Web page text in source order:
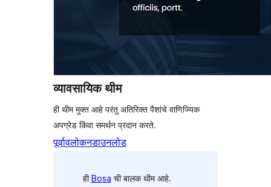
व्यावसायिक थीम
ही थीम मुक्त आहे परंतु अतिरिक्त पैशांचे वाणिज्यिक
अपग्रेड किंवा समर्थन प्रदान करते.
पूर्वावलोकनडाउनलोड
हीBosa ची बालक थीम आहे.